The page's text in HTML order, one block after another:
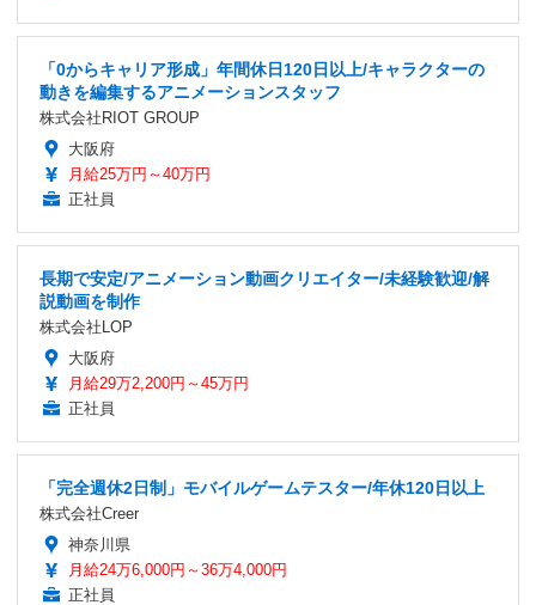
「0からキャリア形成」年間休日120日以上/キャラクターの
動きを編集するアニメーションスタッフ
株式会社RIOT GROUP
大阪府
月給25万円～40万円
正社員
長期で安定/アニメーション動画クリエイター/未経験歓迎/解
説動画を制作
株式会社LOP
大阪府
月給29万2,200円～45万円
正社員
「完全週休2日制」モバイルゲームテスター/年休120日以上
株式会社Creer
神奈川県
月給24万6,000円～36万4,000円
正社員